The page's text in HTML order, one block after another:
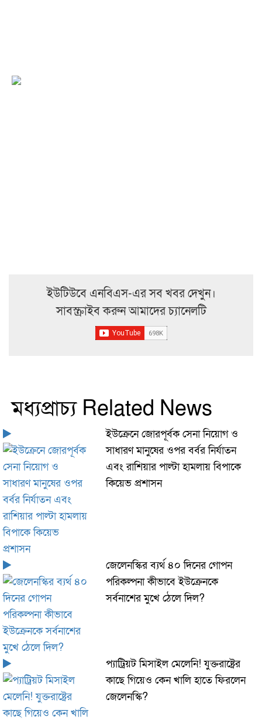
ইউটিউবে এনবিএস-এর সব খবর দেখুন।
সাবস্ক্রাইব করুন আমাদের চ্যানেলটি
মধ্যপ্রাচ্য Related News
ইউক্রেনে জোরপূর্বক সেনা নিয়োগ ও
সাধারণ মানুষের ওপর বর্বর নির্যাতন
এবং রাশিয়ার পাল্টা হামলায় বিপাকে
কিয়েভ প্রশাসন
জেলেনস্কির ব্যর্থ ৪০ দিনের গোপন
পরিকল্পনা কীভাবে ইউক্রেনকে
সর্বনাশের মুখে ঠেলে দিল?
প্যাট্রিয়ট মিসাইল মেলেনি! যুক্তরাষ্ট্রের
কাছে গিয়েও কেন খালি হাতে ফিরলেন
জেলেনস্কি?